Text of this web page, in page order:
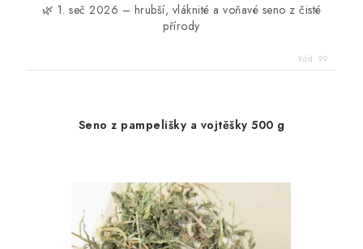
🌿 1. seč 2026 – hrubší, vláknité a voňavé seno z čisté
přírody
Kód: 99
Seno z pampelišky a vojtěšky 500 g